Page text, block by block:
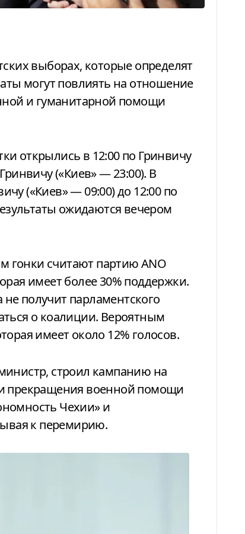
могут повлиять на отношение
и гуманитарной помощи
открылись в 12:00 по Гринвичу
(«Киев» — 23:00). В
(«Киев» — 09:00) до 12:00 по
ожидаются вечером
гонки считают партию ANO
имеет более 30% поддержки.
получит парламентского
о коалиции. Вероятным
имеет около 12% голосов.
строил кампанию на
прекращения военной помощи
Чехии» и
к перемирию.